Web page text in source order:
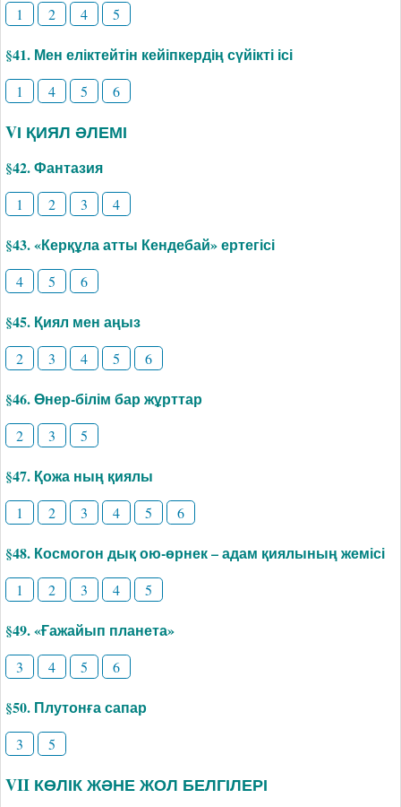
1 2 4 5
§41. Мен еліктейтін кейіпкердің сүйікті ісі
1 4 5 6
VІ ҚИЯЛ ӘЛЕМІ
§42. Фантазия
1 2 3 4
§43. «Керқұла атты Кендебай» ертегісі
4 5 6
§45. Қиял мен аңыз
2 3 4 5 6
§46. Өнер-білім бар жұрттар
2 3 5
§47. Қожа ның қиялы
1 2 3 4 5 6
§48. Космогон дық ою-өрнек – адам қиялының жемісі
1 2 3 4 5
§49. «Ғажайып планета»
3 4 5 6
§50. Плутонға сапар
3 5
VII КӨЛІК ЖӘНЕ ЖОЛ БЕЛГІЛЕРІ